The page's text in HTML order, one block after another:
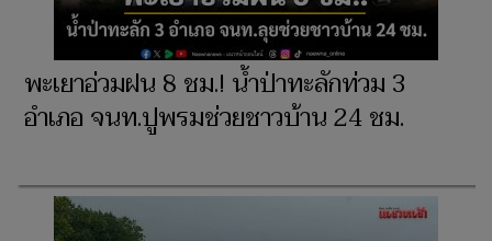
พะเยาอ่วมฝน 8 ชม.! น้ำป่าทะลักท่วม 3
อำเภอ จนท.ปูพรมช่วยชาวบ้าน 24 ชม.